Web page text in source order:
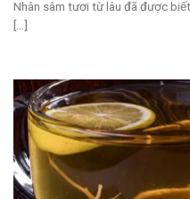
Nhân sâm tươi từ lâu đã được
[...]